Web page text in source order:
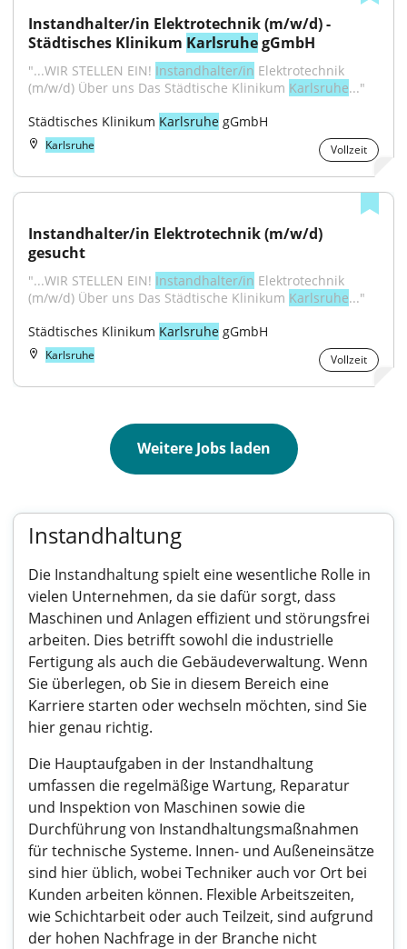
Instandhalter/in Elektrotechnik (m/w/d) -
Städtisches Klinikum Karlsruhe gGmbH
"...WIR STELLEN EIN! Instandhalter/in Elektrotechnik
(m/w/d) Über uns Das Städtische Klinikum Karlsruhe..."
Städtisches Klinikum Karlsruhe gGmbH
Karlsruhe Vollzeit
Instandhalter/in Elektrotechnik (m/w/d)
gesucht
"...WIR STELLEN EIN! Instandhalter/in Elektrotechnik
(m/w/d) Über uns Das Städtische Klinikum Karlsruhe..."
Städtisches Klinikum Karlsruhe gGmbH
Karlsruhe Vollzeit
Weitere Jobs laden
Instandhaltung
Die Instandhaltung spielt eine wesentliche Rolle in
vielen Unternehmen, da sie dafür sorgt, dass
Maschinen und Anlagen effizient und störungsfrei
arbeiten. Dies betrifft sowohl die industrielle
Fertigung als auch die Gebäudeverwaltung. Wenn
Sie überlegen, ob Sie in diesem Bereich eine
Karriere starten oder wechseln möchten, sind Sie
hier genau richtig.
Die Hauptaufgaben in der Instandhaltung
umfassen die regelmäßige Wartung, Reparatur
und Inspektion von Maschinen sowie die
Durchführung von Instandhaltungsmaßnahmen
für technische Systeme. Innen- und Außeneinsätze
sind hier üblich, wobei Techniker auch vor Ort bei
Kunden arbeiten können. Flexible Arbeitszeiten,
wie Schichtarbeit oder auch Teilzeit, sind aufgrund
der hohen Nachfrage in der Branche nicht